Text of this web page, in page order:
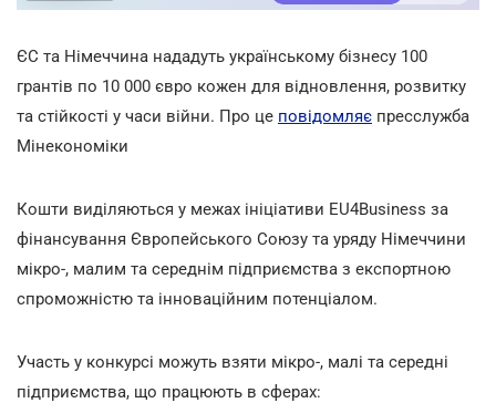
ЄС та Німеччина нададуть українському бізнесу 100
грантів по 10 000 євро кожен для відновлення, розвитку
та стійкості у часи війни. Про це повідомляє пресслужба
Мінекономіки
Кошти виділяються у межах ініціативи EU4Business за
фінансування Європейського Союзу та уряду Німеччини
мікро-, малим та середнім підприємства з експортною
спроможністю та інноваційним потенціалом.
Участь у конкурсі можуть взяти мікро-, малі та середні
підприємства, що працюють в сферах: